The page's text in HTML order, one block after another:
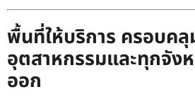
พื้นที่ให้บริการ ครอบค
อุตสาหกรรมและทุกจัง
ออก